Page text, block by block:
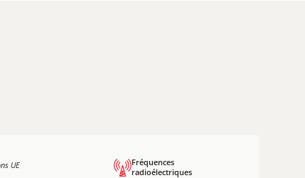
UE
Fréquences
radioélectriques